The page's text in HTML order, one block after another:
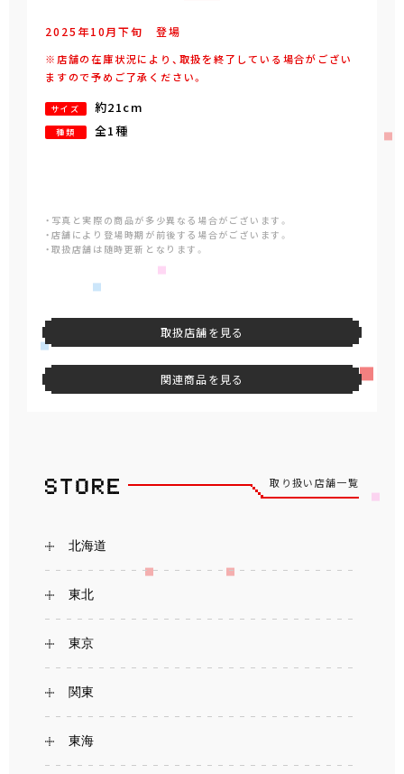
2025年10月下旬 登場
※店舗の在庫状況により、取扱を終了している場合がござい
ますので予めご了承ください。
サイズ 約21cm
種類 全1種
・写真と実際の商品が多少異なる場合がございます。
・店舗により登場時期が前後する場合がございます。
・取扱店舗は随時更新となります。
取扱店舗を見る
関連商品を見る
取り扱い店舗一覧
北海道
東北
東京
関東
東海